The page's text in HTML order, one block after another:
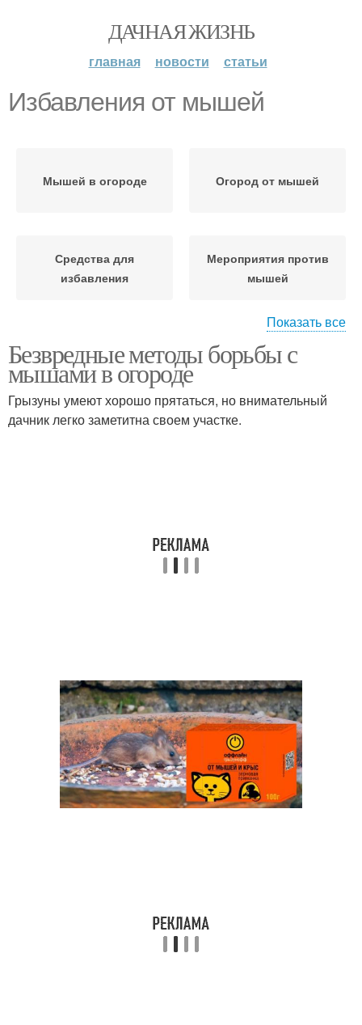
ДАЧНАЯ ЖИЗНЬ
главная новости статьи
Избавления от мышей
Мышей в огороде Огород от мышей
Средства для
избавления
Мероприятия против
мышей
Мышей в доме Мышей с помощью
Показать все
Безвредные методы борьбы с
мышами в огороде
Грызуны умеют хорошо прятаться, но внимательный
дачник легко заметитна своем участке.